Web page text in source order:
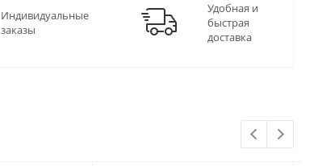
Индивидуальные
заказы
Удобная и
быстрая
доставка